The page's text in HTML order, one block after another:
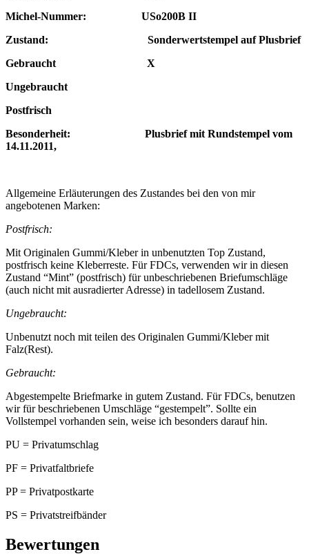
Michel-Nummer: USo200B II
Zustand: Sonderwertstempel auf Plusbrief
Gebraucht X
Ungebraucht
Postfrisch
Besonderheit: Plusbriefmit Rundstempel vom
14.11.2011,
Allgemeine Erläuterungen des Zustandes bei den von mir
angebotenen Marken:
Postfrisch:
Mit Originalen Gummi/Kleber in unbenutzten Top Zustand,
postfrisch keine Kleberreste. Für FDCs, verwenden wir in diesen
Zustand “Mint” (postfrisch) für unbeschriebenen Briefumschläge
(auch nicht mit ausradierter Adresse) in tadellosem Zustand.
Ungebraucht:
Unbenutzt noch mit teilen des Originalen Gummi/Kleber mit
Falz(Rest).
Gebraucht:
Abgestempelte Briefmarke in gutem Zustand. Für FDCs, benutzen
wir für beschriebenen Umschläge “gestempelt”. Sollte ein
Vollstempel vorhanden sein, weise ich besonders darauf hin.
PU = Privatumschlag
PF = Privatfaltbriefe
PP = Privatpostkarte
PS = Privatstreifbänder
Bewertungen